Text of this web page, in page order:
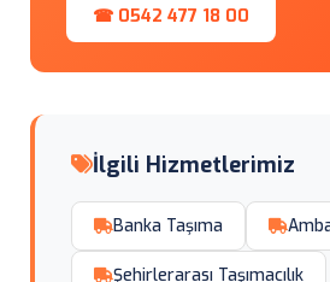
☎ 0542 477 18 00
İlgili Hizmetlerimiz
Banka Taşıma
Şehirlerarası Taşımacılık